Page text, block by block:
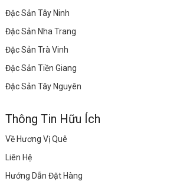
Đặc Sản Tây Ninh
Đặc Sản Nha Trang
Đặc Sản Trà Vinh
Đặc Sản Tiền Giang
Đặc Sản Tây Nguyên
Thông Tin Hữu Ích
Về Hương Vị Quê
Liên Hệ
Hướng Dẫn Đặt Hàng